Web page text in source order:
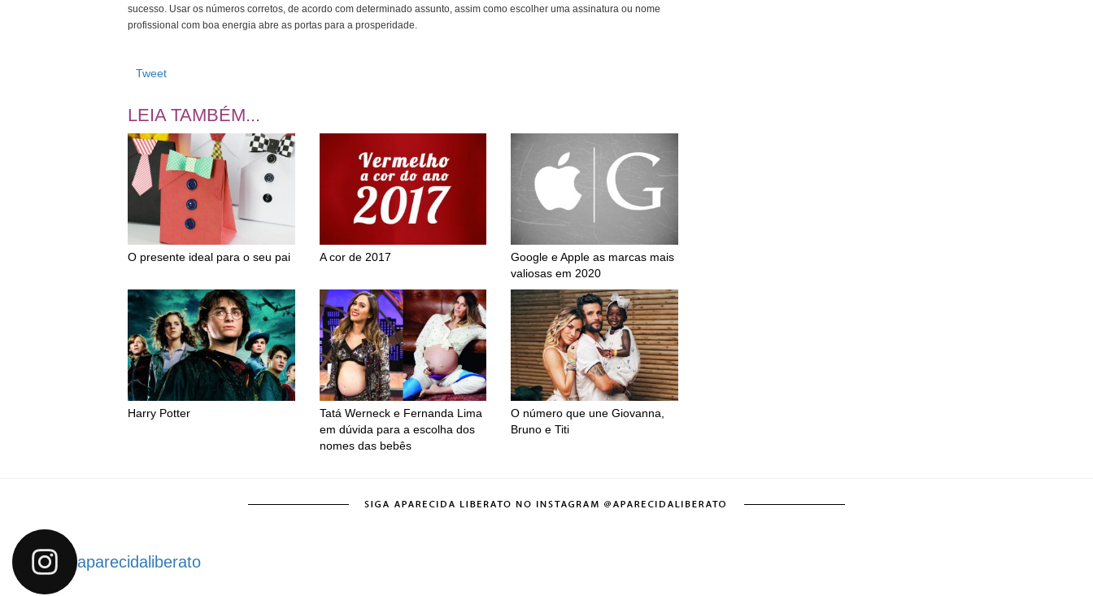
sucesso. Usar os números corretos, de acordo com determinado assunto, assim como escolher uma assinatura ou nome
profissional com boa energia abre as portas para a prosperidade.
Tweet
LEIA TAMBÉM...
O presente ideal para o seu pai A cor de 2017
Google e Apple as marcas mais
valiosas em 2020
Harry Potter
Tatá Werneck e Fernanda Lima
em dúvida para a escolha dos
nomes das bebês
O número que une Giovanna,
Bruno e Titi
aparecidaliberato